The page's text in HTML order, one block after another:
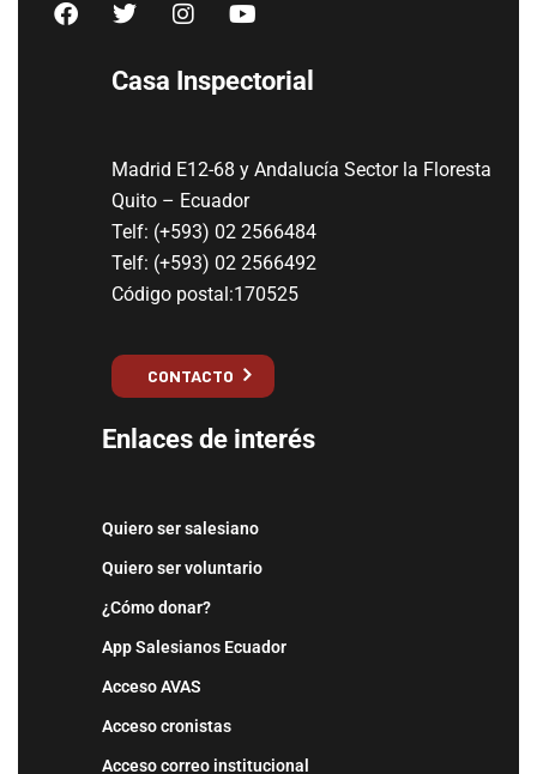
Casa Inspectorial
Madrid E12-68 y Andalucía Sector la Floresta
Quito – Ecuador
Telf: (+593) 02 2566484
Telf: (+593) 02 2566492
Código postal:170525
CONTACTO
Enlaces de interés
Quiero ser salesiano
Quiero ser voluntario
¿Cómo donar?
App Salesianos Ecuador
Acceso AVAS
Acceso cronistas
Acceso correo institucional